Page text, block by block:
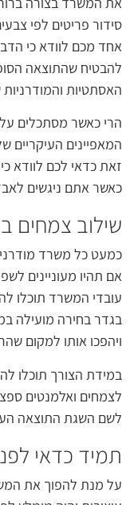
סידור פריטים לפי
אחד מכם לוודא כי
להבטיח שהתוצאה
האסתטיות
הרי כאשר מסתכלים על
המאפיינים העיקריים
זאת כדאי לכם לוודא
כאשר אתם ניגשים
שילוב צמחים
כמעט כל משרד
אם תהיו מעוניינים
עובדי המשרד תוכלו
בגדר בחירה מועילה
ויהפכו אותו למקום
במידת הצורך תוכלו
לצמחים ואלמנטים
לשם השגת התוצאה
תמיד כדאי
על מנת להפוך את